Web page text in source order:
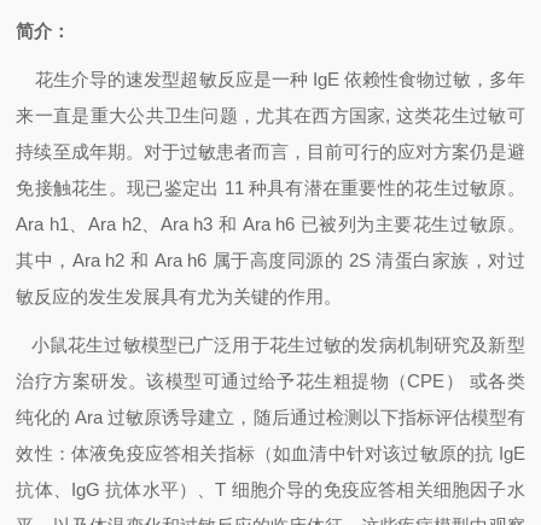
简介：
花生介导的速发型超敏反应是一种 IgE 依赖性食物过敏，多年
来一直是重大公共卫生问题，尤其在西方国家, 这类花生过敏可
持续至成年期。对于过敏患者而言，目前可行的应对方案仍是避
免接触花生。现已鉴定出 11 种具有潜在重要性的花生过敏原。
Ara h1
、Ara h2、 Ara h3 和 Ara h6 已被列为主要花生过敏原。
其中， Ara h2 和 Ara h6 属于高度同源的 2S清蛋白家族，对过
敏反应的发生发展具有尤为关键的作用。
小鼠花生过敏模型已广泛用于花生过敏的发病机制研究及新型
治疗方案研发。该模型可通过给予花生粗提物（CPE ）
或各类
纯化的 Ara过敏原诱导建立，随后通过检测以下指标评估模型有
效性：体液免疫应答相关指标（如血清中针对该过敏原的抗 IgE
抗体、 IgG抗体水平）、T 细胞介导的免疫应答相关细胞因子水